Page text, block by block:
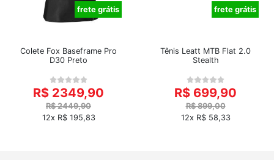
frete grátis
Colete Fox Baseframe Pro
D30 Preto
R$ 2349,90
R$ 2449,90
12x R$ 195,83
frete grátis
Tênis Leatt MTB Flat 2.0
Stealth
R$ 699,90
R$ 899,00
12x R$ 58,33